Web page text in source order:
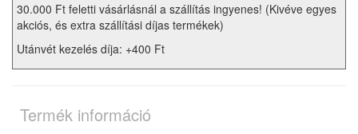
30.000 Ft feletti vásárlásnál a szállítás ingyenes! (Kivéve egyes
akciós, és extra szállítási díjas termékek)
Utánvét kezelés díja: +400 Ft
Termék információ